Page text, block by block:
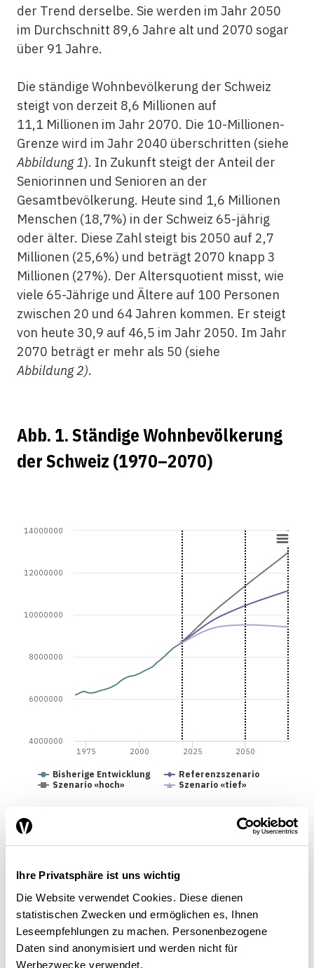
Ihre Privatsphäre ist uns wichtig
Die Website verwendet Cookies. Diese dienen
statistischen Zwecken und ermöglichen es, Ihnen
Leseempfehlungen zu machen. Personenbezogene
Daten sind anonymisiert und werden nicht für
Werbezwecke verwendet.
der Trend derselbe. Sie werden im Jahr 2050
im Durchschnitt 89,6 Jahre alt und 2070 sogar
über 91 Jahre.
Die ständige Wohnbevölkerung der Schweiz
steigt von derzeit 8,6 Millionen auf
11,1 Millionen im Jahr 2070. Die 10-Millionen-
Grenze wird im Jahr 2040 überschritten (siehe
Abbildung 1). In Zukunft steigt der Anteil der
Seniorinnen und Senioren an der
Gesamtbevölkerung. Heute sind 1,6 Millionen
Menschen (18,7%) in der Schweiz 65-jährig
oder älter. Diese Zahl steigt bis 2050 auf 2,7
Millionen (25,6%) und beträgt 2070 knapp 3
Millionen (27%). Der Altersquotient misst, wie
viele 65-Jährige und Ältere auf 100 Personen
zwischen 20 und 64 Jahren kommen. Er steigt
von heute 30,9 auf 46,5 im Jahr 2050. Im Jahr
2070 beträgt er mehr als 50 (siehe
Abbildung 2).
Abb. 1. Ständige Wohnbevölkerung
der Schweiz (1970–2070)
Bisherige Entwicklung
Referenzszenario
Szenario «hoch»
Szenario «tief»
1975 2000 2025 2050
4000000
6000000
8000000
10000000
12000000
14000000
Abb. 2. Altersquotient (1970–2070)